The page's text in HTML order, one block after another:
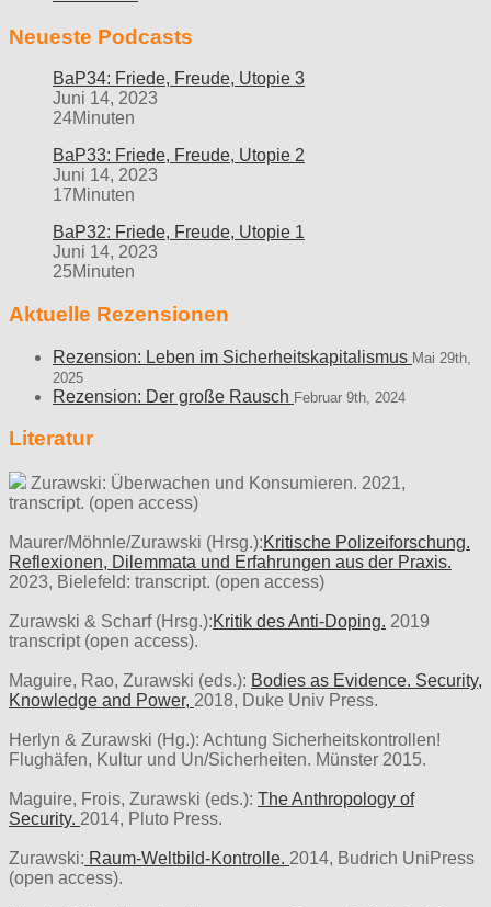
Neueste Podcasts
BaP34: Friede, Freude, Utopie 3
Juni 14, 2023
24Minuten
BaP33: Friede, Freude, Utopie 2
Juni 14, 2023
17Minuten
BaP32: Friede, Freude, Utopie 1
Juni 14, 2023
25Minuten
Aktuelle Rezensionen
Rezension: Leben im Sicherheitskapitalismus Mai 29th,
2025
Rezension: Der große Rausch Februar 9th, 2024
Literatur
Zurawski: Überwachen und Konsumieren. 2021,
transcript. (open access)
Maurer/Möhnle/Zurawski (Hrsg.):Kritische Polizeiforschung.
Reflexionen, Dilemmata und Erfahrungen aus der Praxis.
2023, Bielefeld: transcript. (open access)
Zurawski & Scharf (Hrsg.):Kritik des Anti-Doping. 2019
transcript (open access).
Maguire, Rao, Zurawski (eds.): Bodies as Evidence. Security,
Knowledge and Power, 2018, Duke Univ Press.
Herlyn & Zurawski (Hg.): Achtung Sicherheitskontrollen!
Flughäfen, Kultur und Un/Sicherheiten. Münster 2015.
Maguire, Frois, Zurawski (eds.): The Anthropology of
Security. 2014, Pluto Press.
Zurawski: Raum-Weltbild-Kontrolle. 2014, Budrich UniPress
(open access).